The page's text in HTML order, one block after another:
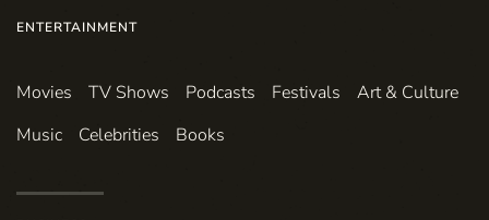
ENTERTAINMENT
Movies TV Shows Podcasts Festivals
Art & Culture
Music
Celebrities Books